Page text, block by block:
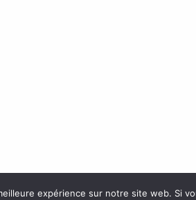
expérience sur notre site web. Si